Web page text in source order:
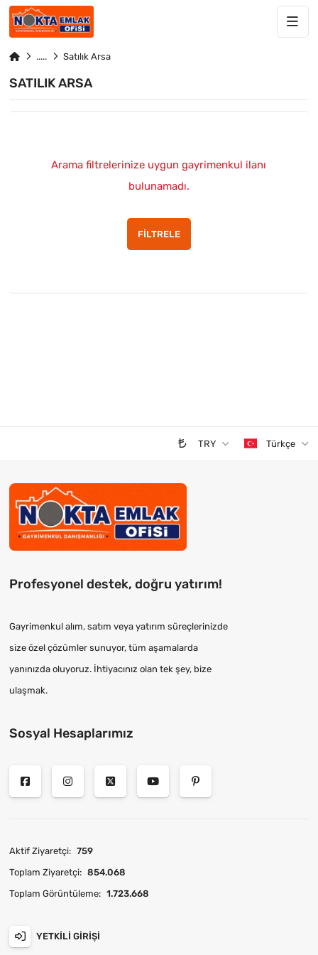
Satılık Arsa
SATILIK ARSA
Arama filtrelerinize uygun gayrimenkul ilanı
bulunamadı.
FILTRELE
TRY Türkçe
Profesyonel destek, doğru yatırım!
Gayrimenkul alım, satım veya yatırım süreçlerinizde
size özel çözümler sunuyor, tüm aşamalarda
yanınızda oluyoruz. İhtiyacınız olan tek şey, bize
ulaşmak.
Sosyal Hesaplarımız
Aktif Ziyaretçi: 759
Toplam Ziyaretçi: 854.068
Toplam Görüntüleme: 1.723.668
YETKILI GIRIŞI